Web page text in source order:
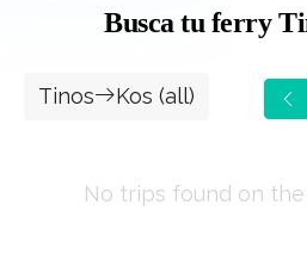
Busca tu ferry